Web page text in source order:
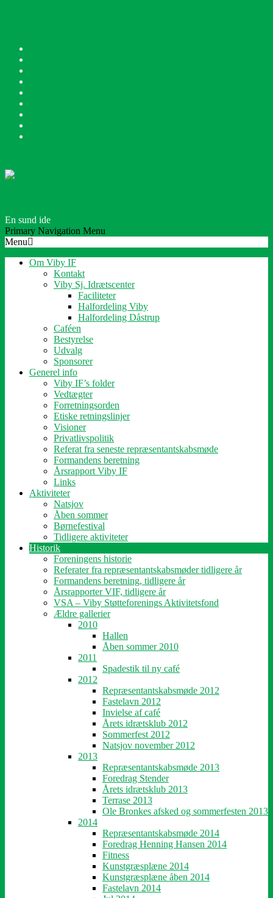
En sund ide
Primary Navigation Menu
Menu
Om Viby IF
Kontakt
Viby Sj. Idrætscenter
Faciliteter
Halfordeling Viby
Halfordeling Dåstrup
Caféen
Bestyrelse
Udvalg
Sponsorer
Generel info
Viby IF’s folder
Vedtægter
Forretningsorden
Etiske retningslinjer
Visioner
Privatlivspolitik
Referat fra seneste repræsentantskabsmøde
Formandens beretning
Årsrapport Viby IF
Links
Aktiviteter
Natsjov
Åben sommer
Børnefestival
Tidligere aktiviteter
Historik
Foreningens historie
Referater fra repræsentantskabsmøder tidligere år
Formandens beretning, tidligere år
Årsrapporter VIF, tidligere år
VSA – Viby Støtteforenings Aktivitetsfond
Ældre gallerier
2010
Hallen
Åben sommer 2010
2011
Spadestik til ny café
2012
Repræsentantskabsmøde 2012
Fastelavn 2012
Invielse af café
Årets idrætsklub 2012
Sommerfest 2012
Natsjov november 2012
2013
Repræsentantskabsmøde 2013
Foredrag Stender
Årets idrætsklub 2013
Terrase 2013
Ole Bronkes afsked og sommerfesten 2013
2014
Repræsentantskabsmøde 2014
Foredrag Henning Hansen 2014
Fitness
Kunstgræsplæne 2014
Kunstgræsplæne åben 2014
Fastelavn 2014